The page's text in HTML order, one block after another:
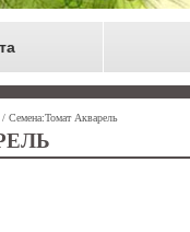
/ Семена:Томат Акварель